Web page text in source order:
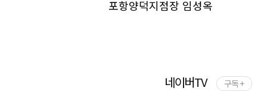
포항양덕지점장 임성옥
네이버TV 구독 +